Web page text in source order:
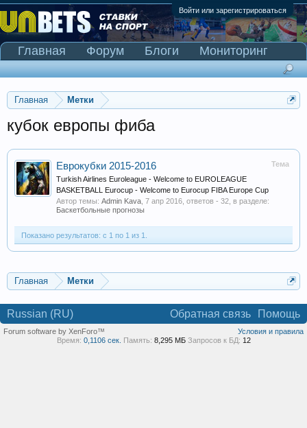
Войти или зарегистрироваться
Главная Метки
кубок европы фиба
Тема
Еврокубки 2015-2016
Turkish Airlines Euroleague - Welcome to EUROLEAGUE
BASKETBALL Eurocup - Welcome to Eurocup FIBA Europe Cup
Автор темы: Admin Kava 7 апр 2016 , ответов - 32, в разделе:
Баскетбольные прогнозы
Показано результатов: с 1 по 1 из 1.
Главная Метки
Главная Форум Блоги
Мониторинг
Сканер Pinnacle
Russian (RU) Обратная связь Помощь
Условия и правила
Forum software by XenForo™
Время: 0,1106 сек. Память: 8,295 МБ Запросов к БД: 12